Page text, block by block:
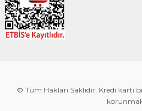
© Tüm Hakları Saklıdır. Kredi kartı